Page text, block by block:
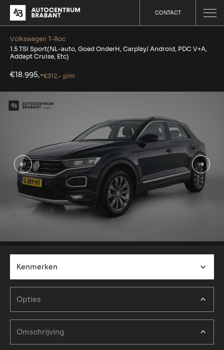
CONTACT
Volkswagen T-Roc
1.5 TSI Sport(NL-auto, Goed OnderH, Carplay/ Android, PDC V+A,
Addapt Cruise, Etc)
€18.995,-€312,- p/m
Kenmerken
Opties
Omschrijving